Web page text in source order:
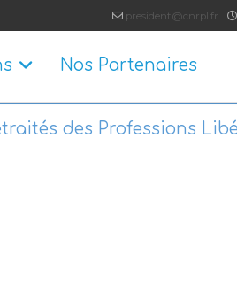
president@cnrpl.fr
Nos Partenaires
des Professions